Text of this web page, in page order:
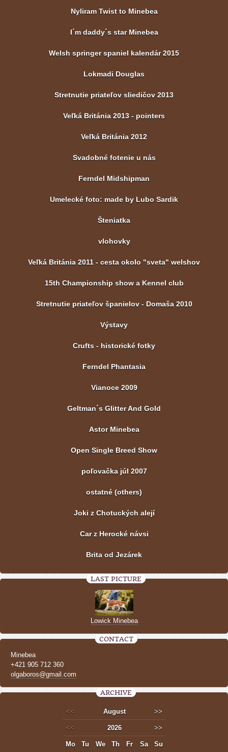
Nyliram Twist to Minebea
I´m daddy´s star Minebea
Welsh springer spaniel kalendár 2015
Lokmadi Douglas
Stretnutie priateľov sliedičov 2013
Veľká Británia 2013 - pointers
Veľká Británia 2012
Svadobné fotenie u nás
Ferndel Midshipman
Umelecké foto: made by Lubo Sardik
Šteniatka
vlohovky
Veľká Británia 2011 - cesta okolo "sveta" welshov
15th Championship show a Kennel club
Stretnutie priateľov španielov - Domaša 2010
Výstavy
Crufts - historické fotky
Ferndel Phantasia
Vianoce 2009
Geltman´s Glitter And Gold
Astor Minebea
Open Single Breed Show
poľovačka júl 2007
ostatné (others)
Joki z Chotuckých alejí
Car z Herocké návsi
Brita od Jezárek
LAST PICTURE
Lowick Minebea
CONTACT
Minebea
+421 905 712 360
olgaboros@gmail.com
ARCHIVE
<< August >>
<< 2026 >>
Mo Tu We Th Fr Sa Su